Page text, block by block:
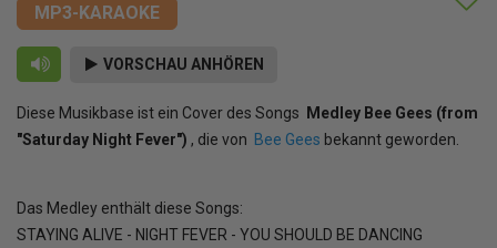
MP3-KARAOKE
VORSCHAU ANHÖREN
Diese Musikbase ist ein Cover des Songs
Medley Bee Gees (from
"Saturday Night Fever") , die von Bee Gees bekannt geworden.
Das Medley enthält diese Songs:
STAYING ALIVE - NIGHT FEVER - YOU SHOULD BE DANCING